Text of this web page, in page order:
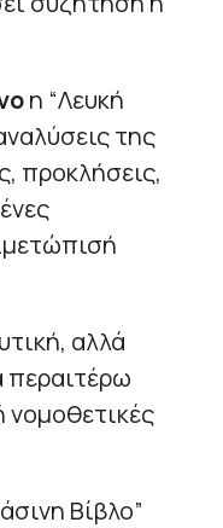
η “Λευκή
της
προκλήσεις,
αλλά
περαιτέρω
νομοθετικές
Βίβλο”